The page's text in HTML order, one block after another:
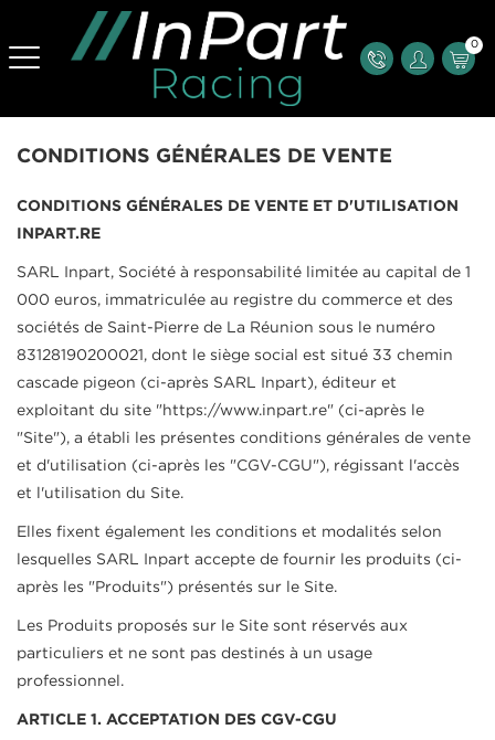
0
CONDITIONS GÉNÉRALES DE VENTE
CONDITIONS GÉNÉRALES DE VENTE ET D'UTILISATION
INPART.RE
SARL Inpart, Société à responsabilité limitée au capital de 1
000 euros, immatriculée au registre du commerce et des
sociétés de Saint-Pierre de La Réunion sous le numéro
83128190200021, dont le siège social est situé 33 chemin
cascade pigeon (ci-après SARL Inpart), éditeur et
exploitant du site "https://www.inpart.re" (ci-après le
"Site"), a établi les présentes conditions générales de vente
et d'utilisation (ci-après les "CGV-CGU"), régissant l'accès
et l'utilisation du Site.
Elles fixent également les conditions et modalités selon
lesquelles SARL Inpart accepte de fournir les produits (ci-
après les "Produits") présentés sur le Site.
Les Produits proposés sur le Site sont réservés aux
particuliers et ne sont pas destinés à un usage
professionnel.
ARTICLE 1. ACCEPTATION DES CGV-CGU